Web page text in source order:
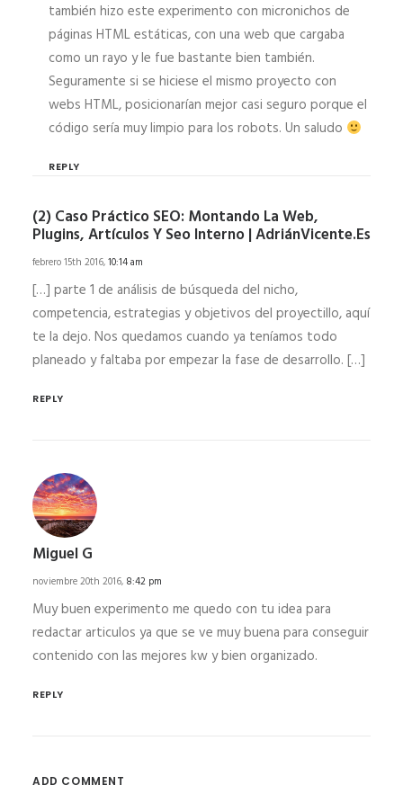
también hizo este experimento con micronichos de
páginas HTML estáticas, con una web que cargaba
como un rayo y le fue bastante bien también.
Seguramente si se hiciese el mismo proyecto con
webs HTML, posicionarían mejor casi seguro porque el
código sería muy limpio para los robots. Un saludo
REPLY
(2) Caso Práctico SEO: Montando La Web,
Plugins, Artículos Y Seo Interno | AdriánVicente.es
febrero 15th 2016,10:14 am
[…] parte 1 de análisis de búsqueda del nicho,
competencia, estrategias y objetivos del proyectillo, aquí
te la dejo. Nos quedamos cuando ya teníamos todo
planeado y faltaba por empezar la fase de desarrollo. […]
REPLY
Miguel G
noviembre 20th 2016, 8:42 pm
Muy buen experimento me quedo con tu idea para
redactar articulos ya que se ve muy buena para conseguir
contenido con las mejores kw y bien organizado.
REPLY
ADD COMMENT